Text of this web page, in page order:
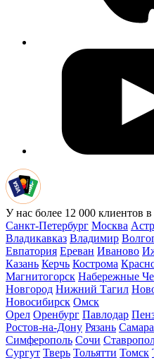
У нас более 12 000 клиентов
Санкт-Петербург Москва
Владикавказ Владимир
Евпатория Ереван Иваново
Казань Керчь Кострома
Магнитогорск Набережные
Новгород Нижний Тагил
Новосибирск Омск
Орел Оренбург Павлодар
Ростов-на-Дону Рязань Самара
Симферополь Сочи
Сургут Тверь Тольятти Томск